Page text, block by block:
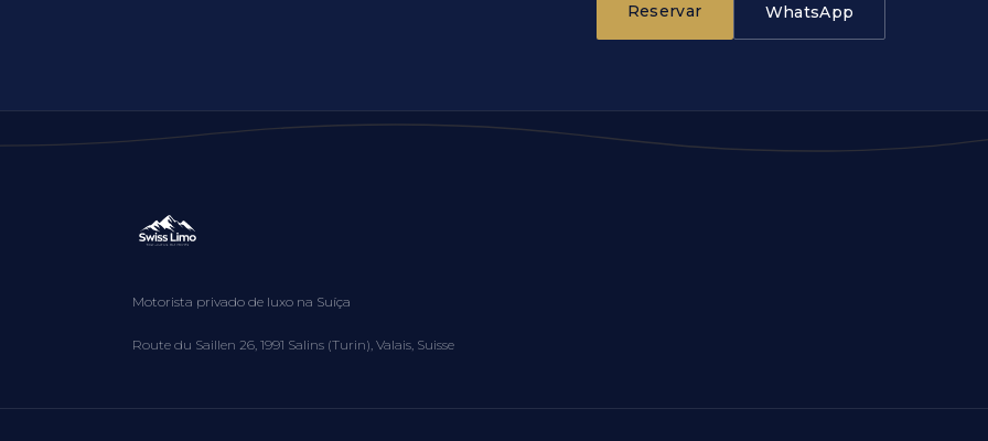
Reservar WhatsApp
Motorista privado de luxo na Suíça
Route du Saillen 26, 1991 Salins (Turin), Valais, Suisse